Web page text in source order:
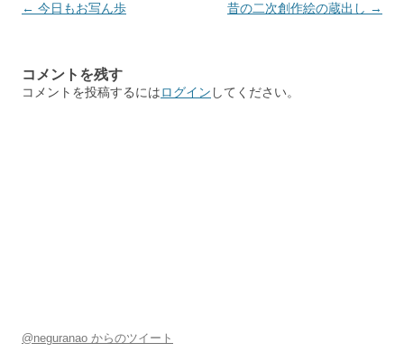
投
ビ
← 今日もお写ん歩 昔の二次創作絵の蔵出し →
コメントを残す
コメントを投稿するにはログイン してください。
@neguranao からのツイート